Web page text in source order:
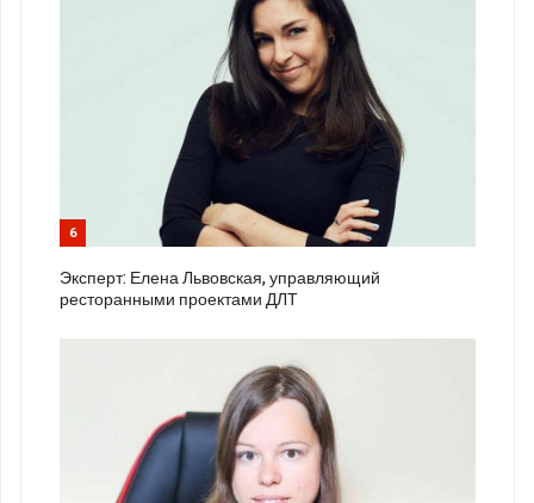
6
Эксперт: Елена Львовская, управляющий
ресторанными проектами ДЛТ